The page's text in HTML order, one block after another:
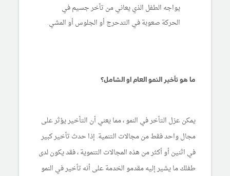
يواجه الطفل الذي يعاني من تأخر جسيم في
الحركة صعوبة في التدحرج أو الجلوس أو المشي.
ما هو تأخير النمو العام او الشامل؟
يمكن عزل التأخر في النمو ، مما يعني أن التأخير يؤثر على
مجال واحد فقط من مجالات التنمية. إذا حدث تأخير كبير
في اثنين أو أكثر من هذه المجالات التنموية ، فقد يكون لدى
طفلك ما يشير إليه مقدمو الخدمة على أنه تأخير في النمو